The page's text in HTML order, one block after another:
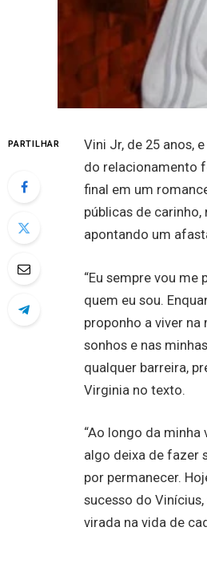
PARTILHAR
Vini Jr, de 25 anos,
do relacionamento
final em um
públicas de
apontando um
“Eu sempre vou
quem eu sou.
proponho a viver
sonhos e nas
qualquer barreira,
Virginia no texto.
“Ao longo da minha
algo deixa de fazer
por permanecer.
sucesso do
virada na vida de